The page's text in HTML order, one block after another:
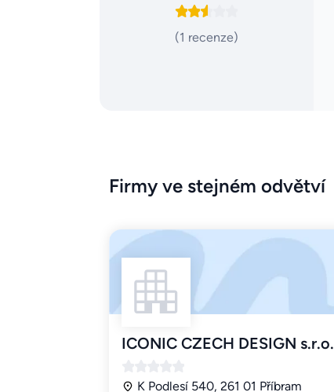
(1 recenze)
Firmy ve stejném odvětví
ICONIC CZECH DESIGN s.r.o.
K Podlesí 540, 261 01 Příbram